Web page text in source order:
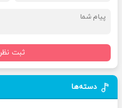
ثبت نظر
دسته‌ها